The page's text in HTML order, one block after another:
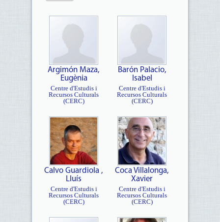
Argimón Maza,
Eugènia
Centre d'Estudis i
Recursos Culturals
(CERC)
Barón Palacio,
Isabel
Centre d'Estudis i
Recursos Culturals
(CERC)
Calvo Guardiola ,
Lluís
Centre d'Estudis i
Recursos Culturals
(CERC)
Coca Villalonga,
Xavier
Centre d'Estudis i
Recursos Culturals
(CERC)